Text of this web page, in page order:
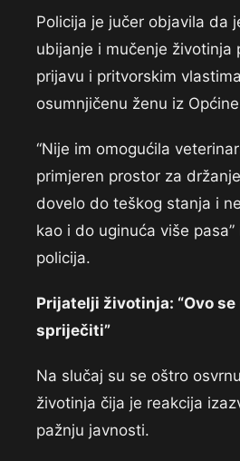
Policija je jučer objavila da
ubijanje i mučenje životinja
prijavu i pritvorskim
osumnjičenu ženu iz
“Nije im omogućila
primjeren prostor za
dovelo do teškog stanja i
kao i do uginuća više
policija.
Prijatelji životinja: “Ovo
spriječiti”
Na slučaj su se oštro
životinja čija je reakcija
pažnju javnosti.